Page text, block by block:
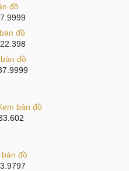
đồ
đồ
đồ
bản đồ
bản đồ